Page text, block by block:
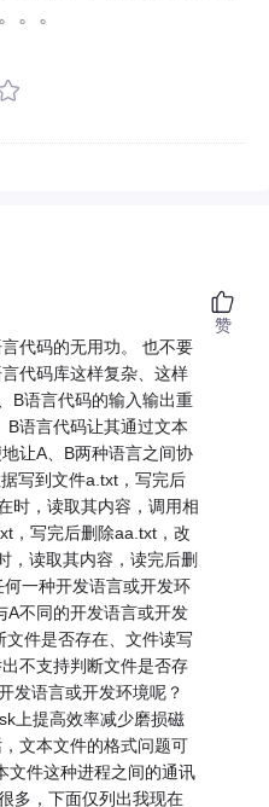
。。
代码的无用功。 也不要
代码库这样复杂、这样
B语言代码的输入输出重
B语言代码让其通过文本
让A、B两种语言之间协
写到文件a.txt，写完后
时，读取其内容，调用相
，写完后删除aa.txt，改
，读取其内容，读完后删
一种开发语言或开发环
A不同的开发语言或开发
件是否存在、文件读写
不支持判断文件是否存
发语言或开发环境呢？
上提高效率减少磨损磁
文本文件的格式问题可
文件这种进程之间的通讯
多，下面仅列出我现在
赞